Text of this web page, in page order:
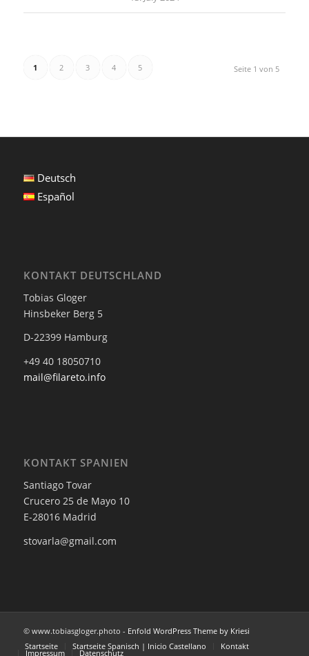
Seite 1 von 5
1 2 3 4 5
Deutsch
Español
KONTAKT DEUTSCHLAND
Tobias Gloger
Hinsbeker Berg 5
D-22399 Hamburg
+49 40 18050710
mail@filareto.info
KONTAKT SPANIEN
Santiago Tovar
Crucero 25 de Mayo 10
E-28016 Madrid
stovarla@gmail.com
© www.tobiasgloger.photo - Enfold WordPress Theme by Kriesi
Startseite
Startseite Spanisch | Inicio Castellano Kontakt
Impressum Datenschutz